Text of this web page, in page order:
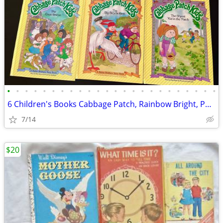
• • • • • • • • • • • • • • • • • • • • • • • •
6 Children's Books Cabbage Patch, Rainbow Bright, Pound Puppy CareBear
7/14
$20